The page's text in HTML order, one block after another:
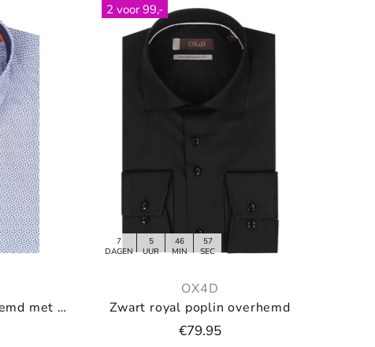
Lichtblauw twill overhemd met print
2 voor 99,-
7
DAGEN
5
UUR
46
MIN
55
SEC
OX4D
Zwart royal poplin overhemd
€79.95